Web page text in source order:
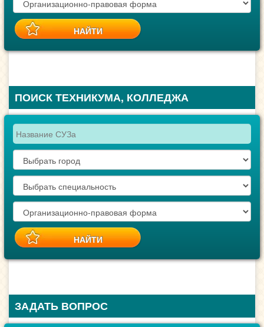
ПОИСК ТЕХНИКУМА, КОЛЛЕДЖА
ЗАДАТЬ ВОПРОС